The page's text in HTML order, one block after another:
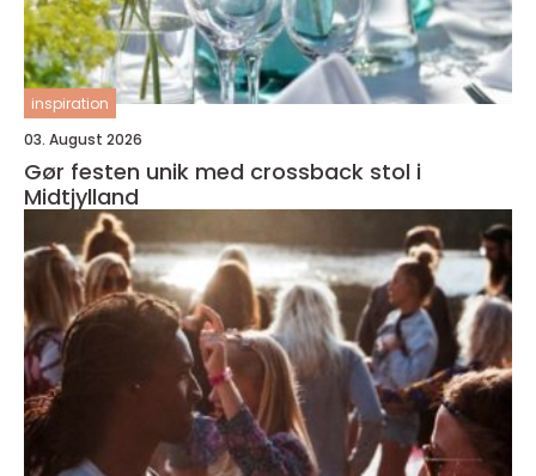
inspiration
03. August 2026
Gør festen unik med crossback stol i
Midtjylland